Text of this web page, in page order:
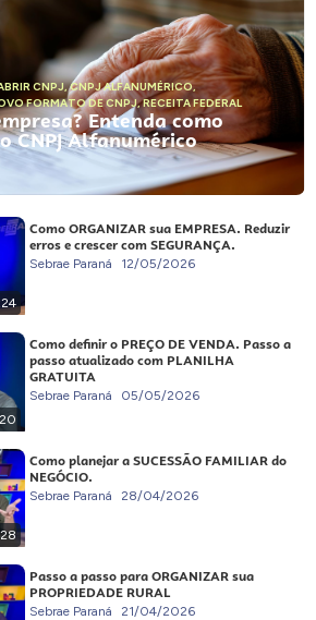
CNPJ,CNPJ ALFANUMÉRICO,
FORMATO DE CNPJ,RECEITA FEDERAL
Entenda como
CNPJ Alfanumérico
Como ORGANIZAR sua EMPRESA. Reduzir
erros e crescer com SEGURANÇA.
Sebrae Paraná 12/05/2026
Como definir o PREÇO DE VENDA. Passo a
passo atualizado com PLANILHA
GRATUITA
Sebrae Paraná 05/05/2026
Como planejar a SUCESSÃO FAMILIAR do
NEGÓCIO.
Sebrae Paraná 28/04/2026
Passo a passo para ORGANIZAR sua
PROPRIEDADE RURAL
Sebrae Paraná 21/04/2026